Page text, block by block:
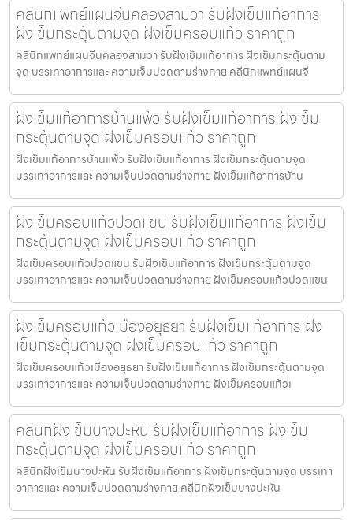
คลีนิกแพทย์แผนจีนคลองสามวา รับฝังเข็มแก้อาการ
ฝังเข็มกระตุ้นตามจุด ฝังเข็มครอบแก้ว ราคาถูก
คลีนิกแพทย์แผนจีนคลองสามวา รับฝังเข็มแก้อาการ ฝังเข็มกระตุ้นตาม
จุด บรรเทาอาการและ ความเจ็บปวดตามร่างกาย คลีนิกแพทย์แผนจี
ฝังเข็มแก้อาการบ้านแพ้ว รับฝังเข็มแก้อาการ ฝังเข็ม
กระตุ้นตามจุด ฝังเข็มครอบแก้ว ราคาถูก
ฝังเข็มแก้อาการบ้านแพ้ว รับฝังเข็มแก้อาการ ฝังเข็มกระตุ้นตามจุด
บรรเทาอาการและ ความเจ็บปวดตามร่างกาย ฝังเข็มแก้อาการบ้าน
ฝังเข็มครอบแก้วปวดแขน รับฝังเข็มแก้อาการ ฝังเข็ม
กระตุ้นตามจุด ฝังเข็มครอบแก้ว ราคาถูก
ฝังเข็มครอบแก้วปวดแขน รับฝังเข็มแก้อาการ ฝังเข็มกระตุ้นตามจุด
บรรเทาอาการและ ความเจ็บปวดตามร่างกาย ฝังเข็มครอบแก้วปวดแขน
ฝังเข็มครอบแก้วเมืองอยุธยา รับฝังเข็มแก้อาการ ฝัง
เข็มกระตุ้นตามจุด ฝังเข็มครอบแก้ว ราคาถูก
ฝังเข็มครอบแก้วเมืองอยุธยา รับฝังเข็มแก้อาการ ฝังเข็มกระตุ้นตามจุด
บรรเทาอาการและ ความเจ็บปวดตามร่างกาย ฝังเข็มครอบแก้วเ
คลีนิกฝังเข็มบางปะหัน รับฝังเข็มแก้อาการ ฝังเข็ม
กระตุ้นตามจุด ฝังเข็มครอบแก้ว ราคาถูก
คลีนิกฝังเข็มบางปะหัน รับฝังเข็มแก้อาการ ฝังเข็มกระตุ้นตามจุด บรรเทา
อาการและ ความเจ็บปวดตามร่างกาย คลีนิกฝังเข็มบางปะหัน